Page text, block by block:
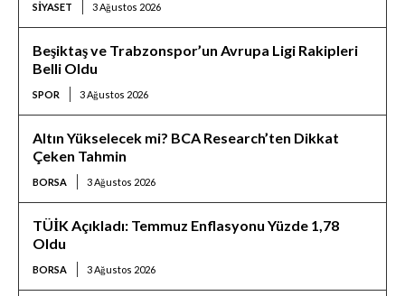
SIYASET 3 Ağustos 2026
Beşiktaş ve Trabzonspor’un Avrupa Ligi Rakipleri
Belli Oldu
SPOR 3 Ağustos 2026
Altın Yükselecek mi? BCA Research’ten Dikkat
Çeken Tahmin
BORSA 3 Ağustos 2026
TÜİK Açıkladı: Temmuz Enflasyonu Yüzde 1,78
Oldu
BORSA 3 Ağustos 2026